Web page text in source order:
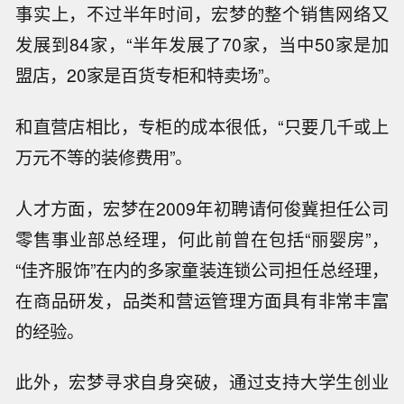
事实上，不过半年时间，宏梦的整个销售网络又
发展到84家，“半年发展了70家，当中50家是加
盟店，20家是百货专柜和特卖场”。
和直营店相比，专柜的成本很低，“只要几千或上
万元不等的装修费用”。
人才方面，宏梦在2009年初聘请何俊冀担任公司
零售事业部总经理，何此前曾在包括“丽婴房”，
“佳齐服饰”在内的多家童装连锁公司担任总经理，
在商品研发，品类和营运管理方面具有非常丰富
的经验。
此外，宏梦寻求自身突破，通过支持大学生创业